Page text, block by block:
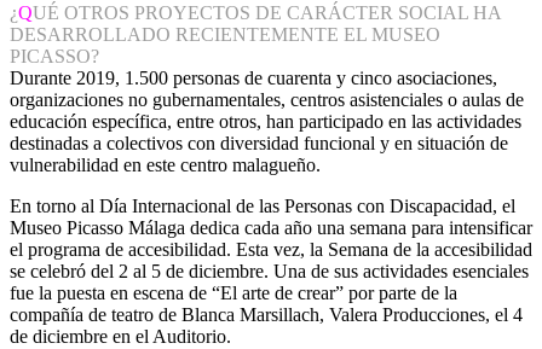
¿QUÉ OTROS PROYECTOS DE CARÁCTER SOCIAL HA
DESARROLLADO RECIENTEMENTE EL MUSEO
PICASSO?
Durante 2019, 1.500 personas de cuarenta y cinco asociaciones,
organizaciones no gubernamentales, centros asistenciales o aulas de
educación específica, entre otros, han participado en las actividades
destinadas a colectivos con diversidad funcional y en situación de
vulnerabilidad en este centro malagueño.
En torno al Día Internacional de las Personas con Discapacidad, el
Museo Picasso Málaga dedica cada año una semana para intensificar
el programa de accesibilidad. Esta vez, la Semana de la accesibilidad
se celebró del 2 al 5 de diciembre. Una de sus actividades esenciales
fue la puesta en escena de “El arte de crear” por parte de la
compañía de teatro de Blanca Marsillach, Valera Producciones, el 4
de diciembre en el Auditorio.